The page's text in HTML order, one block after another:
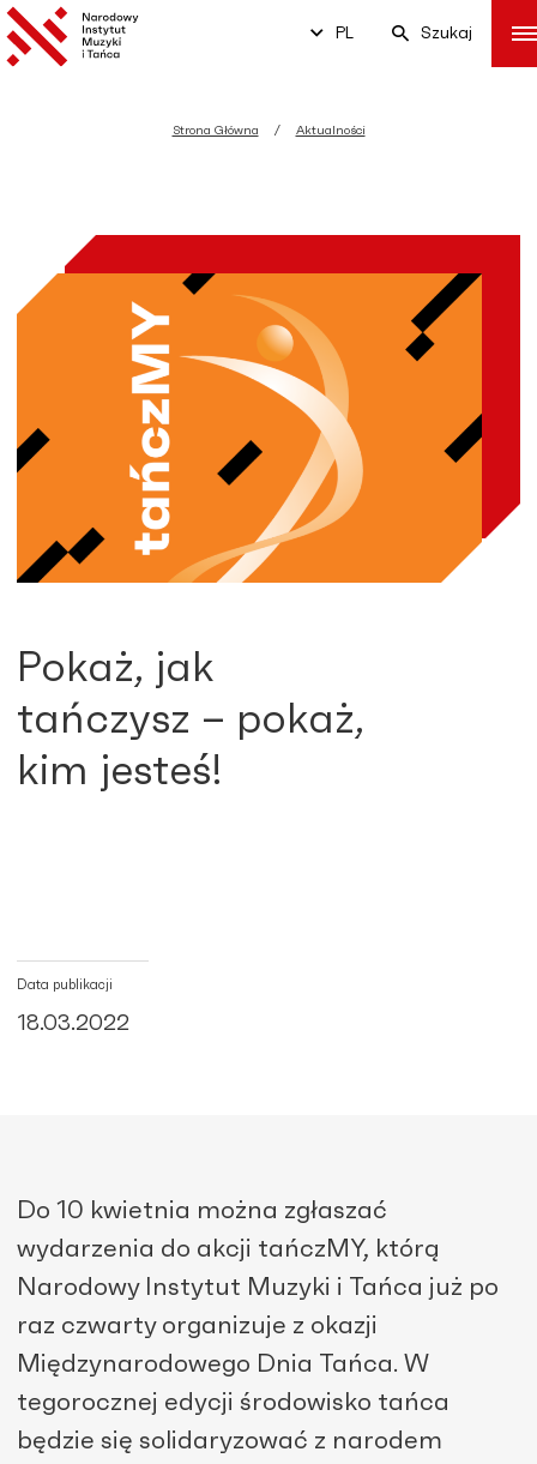
PL Szukaj
Strona Główna Aktualności
Pokaż, jak
tańczysz – pokaż,
kim jesteś!
Data publikacji
18.03.2022
Do 10 kwietnia można zgłaszać
wydarzenia do akcji tańczMY, którą
Narodowy Instytut Muzyki i Tańca już po
raz czwarty organizuje z okazji
Międzynarodowego Dnia Tańca. W
tegorocznej edycji środowisko tańca
będzie się solidaryzować z narodem